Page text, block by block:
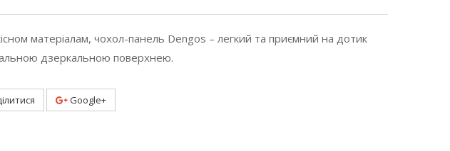
матеріалам, чохол-панель Dengos – легкий та приємний на дотик
дзеркальною поверхнею.
Google+